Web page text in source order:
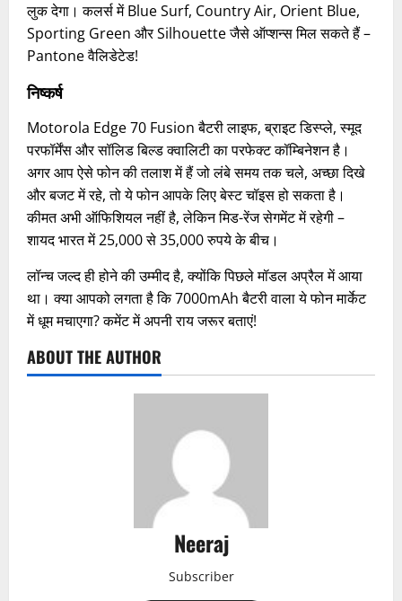
लुक देगा। कलर्स में Blue Surf, Country Air, Orient Blue,
Sporting Green और Silhouette जैसे ऑप्शन्स मिल सकते हैं –
Pantone वैलिडेटेड!
निष्कर्ष
Motorola Edge 70 Fusion बैटरी लाइफ, ब्राइट डिस्प्ले, स्मूद
परफॉर्मेंस और सॉलिड बिल्ड क्वालिटी का परफेक्ट कॉम्बिनेशन है।
अगर आप ऐसे फोन की तलाश में हैं जो लंबे समय तक चले, अच्छा दिखे
और बजट में रहे, तो ये फोन आपके लिए बेस्ट चॉइस हो सकता है।
कीमत अभी ऑफिशियल नहीं है, लेकिन मिड-रेंज सेगमेंट में रहेगी –
शायद भारत में 25,000 से 35,000 रुपये के बीच।
लॉन्च जल्द ही होने की उम्मीद है, क्योंकि पिछले मॉडल अप्रैल में आया
था। क्या आपको लगता है कि 7000mAh बैटरी वाला ये फोन मार्केट
में धूम मचाएगा? कमेंट में अपनी राय जरूर बताएं!
ABOUT THE AUTHOR
Neeraj
Subscriber